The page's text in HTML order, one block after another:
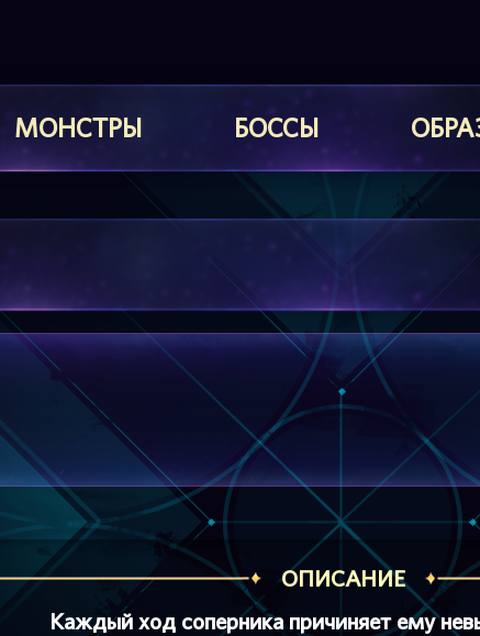
МОНСТРЫ БОССЫ
ОПИСАНИЕ
Каждый ход соперника причиняет ему